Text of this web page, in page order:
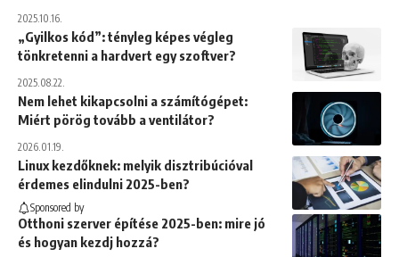
2025.10.16.
„Gyilkos kód”: tényleg képes végleg
tönkretenni a hardvert egy szoftver?
2025.08.22.
Nem lehet kikapcsolni a számítógépet:
Miért pörög tovább a ventilátor?
2026.01.19.
Linux kezdőknek: melyik disztribúcióval
érdemes elindulni 2025-ben?
Sponsored by
Otthoni szerver építése 2025-ben: mire jó
és hogyan kezdj hozzá?